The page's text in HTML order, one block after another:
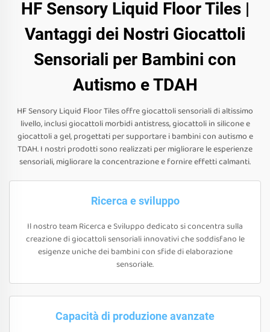
HF Sensory Liquid Floor Tiles |
Vantaggi dei Nostri Giocattoli
Sensoriali per Bambini con
Autismo e TDAH
HF Sensory Liquid Floor Tiles offre giocattoli sensoriali di altissimo
livello, inclusi giocattoli morbidi antistress, giocattoli in silicone e
giocattoli a gel, progettati per supportare i bambini con autismo e
TDAH. I nostri prodotti sono realizzati per migliorare le esperienze
sensoriali, migliorare la concentrazione e fornire effetti calmanti.
Ricerca e sviluppo
Il nostro team Ricerca e Sviluppo dedicato si concentra sulla
creazione di giocattoli sensoriali innovativi che soddisfano le
esigenze uniche dei bambini con sfide di elaborazione
sensoriale.
Capacità di produzione avanzate